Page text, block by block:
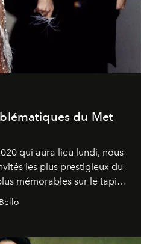
du Met
qui aura lieu lundi, nous
les plus prestigieux du
mémorables sur le tapis